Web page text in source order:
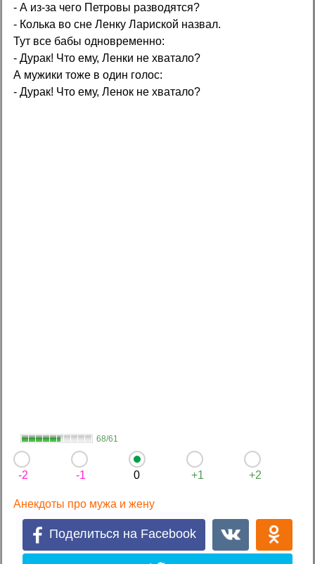
- А из-за чего Петровы разводятся?
- Колька во сне Ленку Лариской назвал.
Тут все бабы одновременно:
- Дурак! Что ему, Ленки не хватало?
А мужики тоже в один голос:
- Дурак! Что ему, Ленок не хватало?
68/61
-2 -1 0 +1 +2
Анекдоты про мужа и жену
Поделиться на Facebook